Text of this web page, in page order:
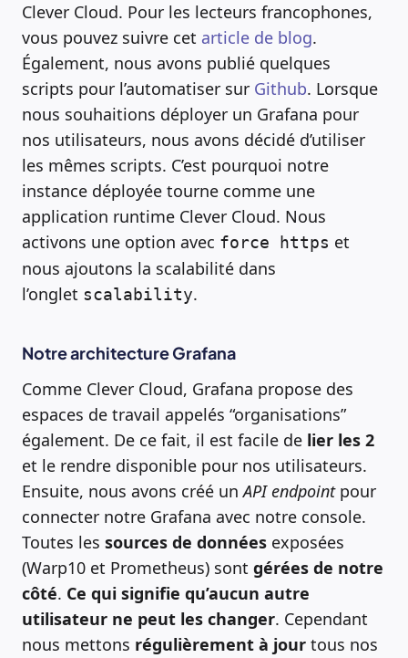
Clever Cloud. Pour les lecteurs francophones,
vous pouvez suivre cet article de blog.
Également, nous avons publié quelques
scripts pour l’automatiser sur Github. Lorsque
nous souhaitions déployer un Grafana pour
nos utilisateurs, nous avons décidé d’utiliser
les mêmes scripts. C’est pourquoi notre
instance déployée tourne comme une
application runtime Clever Cloud. Nous
activons une option avec force https et
nous ajoutons la scalabilité dans
l’onglet scalability.
Notre architecture Grafana
Comme Clever Cloud, Grafana propose des
espaces de travail appelés “organisations”
également. De ce fait, il est facile de lier les 2
et le rendre disponible pour nos utilisateurs.
Ensuite, nous avons créé unAPI endpoint pour
connecter notre Grafana avec notre console.
Toutes les sources de données exposées
(Warp10 et Prometheus) sont gérées de notre
côté. Ce qui signifie qu’aucun autre
utilisateur ne peut les changer. Cependant
nous mettons régulièrement à jour tous nos